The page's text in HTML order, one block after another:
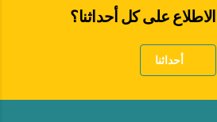
على كل أحداثنا؟
أحداثنا